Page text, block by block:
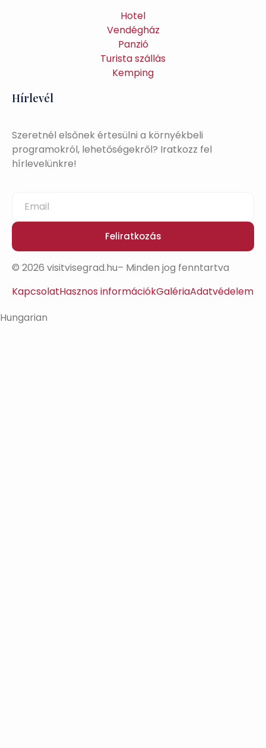
Hotel
Vendégház
Panzió
Turista szállás
Kemping
Hírlevél
Szeretnél elsőnek értesülni a környékbeli
programokról, lehetőségekről? Iratkozz fel
hírlevelünkre!
Feliratkozás
© 2026 visitvisegrad.hu– Minden jog fenntartva
KapcsolatHasznos információkGalériaAdatvédelem
Hungarian